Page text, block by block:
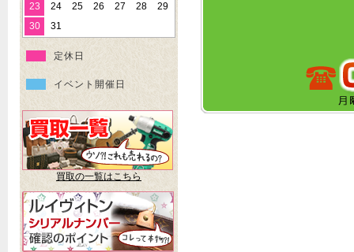
23
24 25 26 27 28
29
30
31
定休日
イベント開催日
買取の一覧はこちら